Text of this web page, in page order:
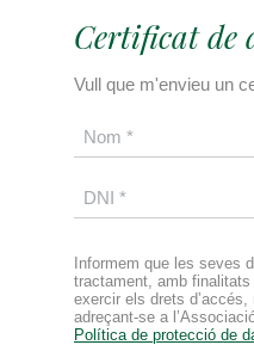
Certificat de
Vull que m'envieu un
Informem que les seves
tractament, amb
exercir els drets
adreçant-se a
Política de protecció de